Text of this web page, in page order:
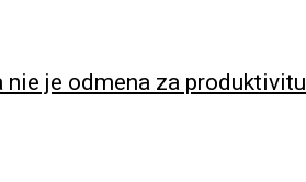
je odmena za produktivitu